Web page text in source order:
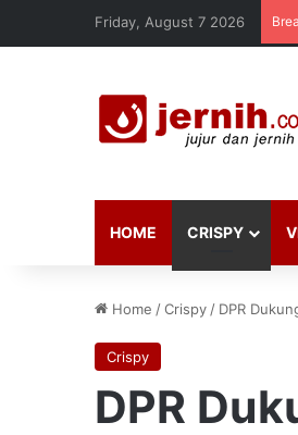
Friday, August 7 2026
HOME CRISPY
Home /Crispy / DPR
Crispy
DPR